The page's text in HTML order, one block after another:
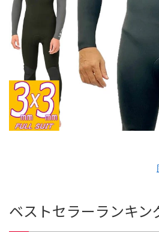
ベストセラーランキン